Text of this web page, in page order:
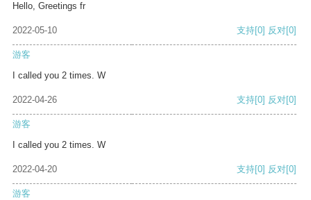
Hello, Greetings fr
2022-05-10 支持[0] 反对[0]
游客
I called you 2 times. W
2022-04-26 支持[0] 反对[0]
游客
I called you 2 times. W
2022-04-20 支持[0] 反对[0]
游客